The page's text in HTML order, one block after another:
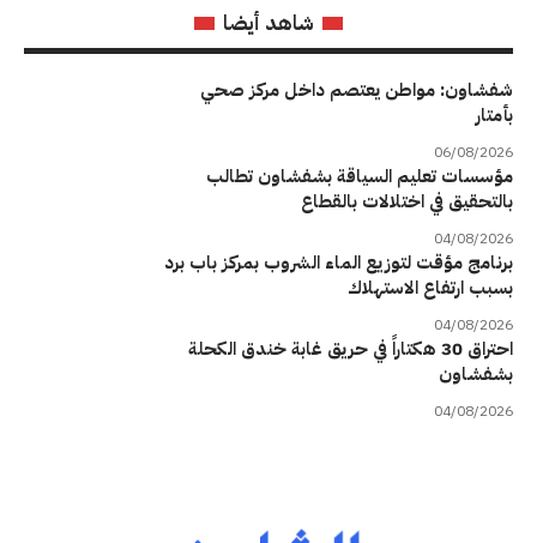
شاهد أيضا
شفشاون: مواطن يعتصم داخل مركز صحي
بأمتار
06/08/2026
مؤسسات تعليم السياقة بشفشاون تطالب
بالتحقيق في اختلالات بالقطاع
04/08/2026
برنامج مؤقت لتوزيع الماء الشروب بمركز باب برد
بسبب ارتفاع الاستهلاك
04/08/2026
احتراق 30 هكتاراً في حريق غابة خندق الكحلة
بشفشاون
04/08/2026